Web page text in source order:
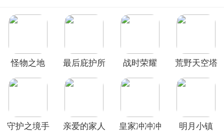
怪物之地
最后庇护所
战时荣耀
荒野天空塔
守护之境手
亲爱的家人
皇家冲冲冲
明月小镇